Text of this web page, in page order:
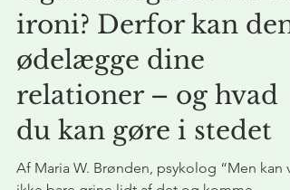
Også allergisk over for
ironi? Derfor kan den
ødelægge dine
relationer – og hvad
du kan gøre i stedet